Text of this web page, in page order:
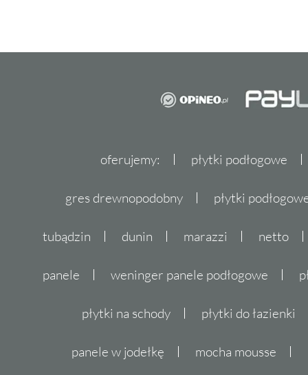
oferujemy: płytki podłogowe
gres drewnopodobny płytki
tubądzin dunin marazzi netto
panele weninger panele podłogowe
płytki na schody płytki do łazienki
panele w jodełkę mocha mousse